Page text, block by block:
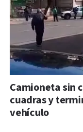
Camioneta sin
cuadras y
vehículo